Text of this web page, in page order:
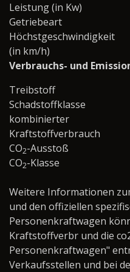
Leistung (in Kw)
Getriebeart
Höchstgeschwindigkeit
(in km/h)
Verbrauchs- und
Treibstoff
Schadstoffklasse
kombinierter
Kraftstoffverbrauch
CO2-Ausstoß
CO2-Klasse
Weitere Informationen
und den offiziellen
Personenkraftwagen
Kraftstoffverbr und die
Personenkraftwagen"
Verkaufsstellen und bei